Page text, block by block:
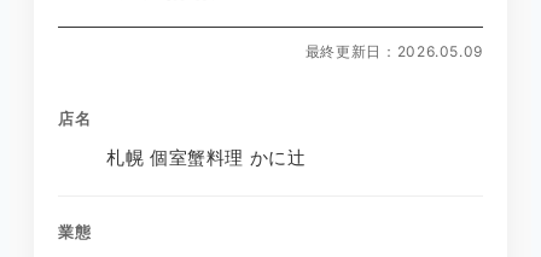
最終更新日：2026.05.09
店名
札幌 個室蟹料理 かに辻
業態